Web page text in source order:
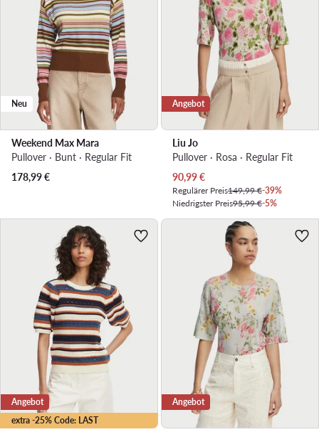
Neu
Weekend Max Mara
Pullover · Bunt · Regular Fit
178,99€
Angebot
Liu Jo
Pullover · Rosa · Regular Fit
Aktueller Preis
90,99€
Regulärer Preis149,99 €-39%
Niedrigster Preis95,99 €-5%
extra -25% Code: LAST
Angebot Angebot